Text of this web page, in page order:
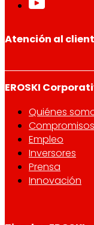
Atención al
EROSKI
Quiénes
Compromisos
Empleo
Inversores
Prensa
Innovación